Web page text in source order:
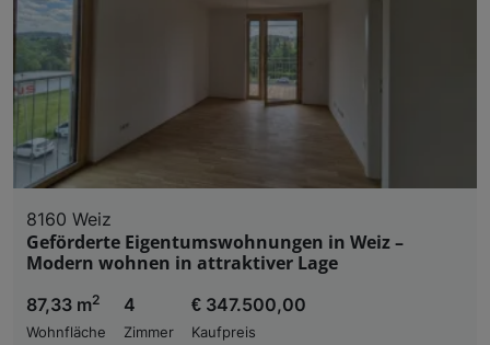
8160 Weiz
Geförderte Eigentumswohnungen in Weiz –
Modern wohnen in attraktiver Lage
87,33 m2
Wohnfläche
4
Zimmer
€ 347.500,00
Kaufpreis